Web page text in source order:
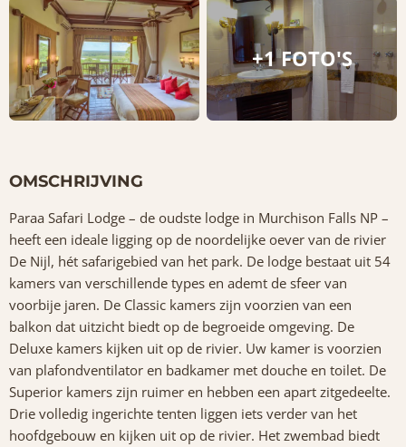
+1 FOTO'S
OMSCHRIJVING
Paraa Safari Lodge – de oudste lodge in Murchison Falls NP –
heeft een ideale ligging op de noordelijke oever van de rivier
De Nijl, hét safarigebied van het park. De lodge bestaat uit 54
kamers van verschillende types en ademt de sfeer van
voorbije jaren. De Classic kamers zijn voorzien van een
balkon dat uitzicht biedt op de begroeide omgeving. De
Deluxe kamers kijken uit op de rivier. Uw kamer is voorzien
van plafondventilator en badkamer met douche en toilet. De
Superior kamers zijn ruimer en hebben een apart zitgedeelte.
Drie volledig ingerichte tenten liggen iets verder van het
hoofdgebouw en kijken uit op de rivier. Het zwembad biedt